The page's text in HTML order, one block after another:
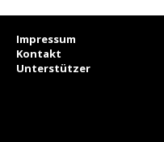
Impressum
Kontakt
Unterstützer